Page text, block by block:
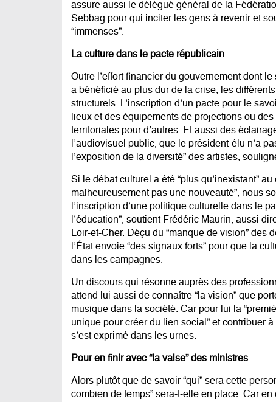
assure aussi le délégué général de la
Sebbag pour qui inciter les gens à revenir et
“immenses”.
La culture dans le pacte républicain
Outre l’effort financier du gouvernement dont
a bénéficié au plus dur de la crise, les
structurels. L’inscription d’un pacte pour le
lieux et des équipements de projections ou
territoriales pour d’autres. Et aussi des
l’audiovisuel public, que le président-élu n’a
l’exposition de la diversité” des artistes,
Si le débat culturel a été “plus qu’inexistant”
malheureusement pas une nouveauté”, nous
l’inscription d’une politique culturelle dans le
l’éducation”, soutient Frédéric Maurin, aussi
Loir-et-Cher. Déçu du “manque de vision”
l’État envoie “des signaux forts” pour que la
dans les campagnes.
Un discours qui résonne auprès des
attend lui aussi de connaître “la vision” que
musique dans la société. Car pour lui la
unique pour créer du lien social” et contribuer
s’est exprimé dans les urnes.
Pour en finir avec “la valse” des ministres
Alors plutôt que de savoir “qui” sera cette
combien de temps” sera-t-elle en place. Car